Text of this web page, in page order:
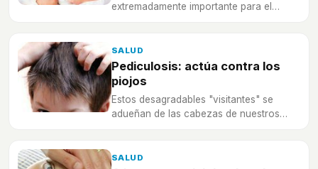
extremadamente importante para el
SALUD
Pediculosis: actúa contra los
piojos
Estos desagradables "visitantes" se
adueñan de las cabezas de nuestros
SALUD